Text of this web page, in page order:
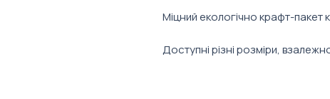
Міцний екологічно крафт-пакет
Доступні різні розміри,